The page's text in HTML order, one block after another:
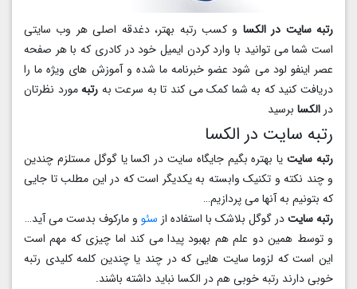
رتبه سایت در الکساو کسب رتبه بهتر، دغدقه اصلی هر وب سایتی
است شما می توانید با وارد کردن ایمیل خود در کادری که با هر صفحه
عصر اینفو لود می شود عضو خبرنامه ما شده و آموزش های ویژه ما را
دریافت کنید که به شما کمک می کند تا به سرعت بهرتبهمورد نظرتان
در الکسابرسید
رتبه سایت در الکسا
رتبه سایتیا بهتره بگیم جایگاه سایت در اکسا یا گوگل مستلزم چندین
و چند نکته و تکنیک وابسته به یکدیگر است که در این مطلب تا جایی
که بتونیم به آنها می پردازیم…
رتبه سایتدر گوگل بلاشک با استفاده از سئوو مارکوف بدست می آید…
و توسط همین دو علم هم بهبود پیدا می کند اما چیزی که مهم است
این است که لزوما سایت هایی که در چند یا چندین کلمه کلیدی رتبه
خوبی دارند رتبه خوبی هم در الکسا نباید داشته باشند.